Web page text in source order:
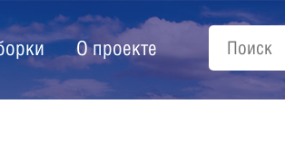
О проекте